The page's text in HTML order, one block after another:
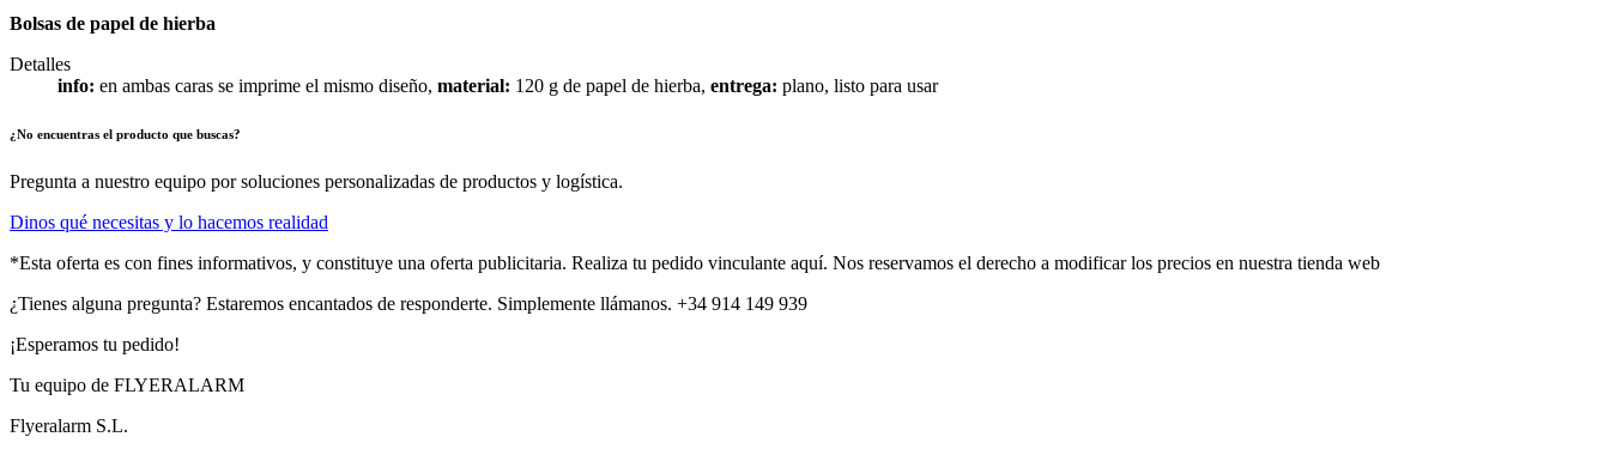
Bolsas de papel de hierba
Detalles
info: en ambas caras se imprime el mismo diseño, material: 120 g de papel de hierba, entrega: plano, listo para usar
¿No encuentras el producto que buscas?
Pregunta a nuestro equipo por soluciones personalizadas de productos y logística.
Dinos qué necesitas y lo hacemos realidad
*Esta oferta es con fines informativos, y constituye una oferta publicitaria. Realiza tu pedido vinculante aquí. Nos reservamos el derecho a modificar los precios en nuestra tienda web
¿Tienes alguna pregunta? Estaremos encantados de responderte. Simplemente llámanos. +34 914 149 939
¡Esperamos tu pedido!
Tu equipo de FLYERALARM
Flyeralarm S.L.